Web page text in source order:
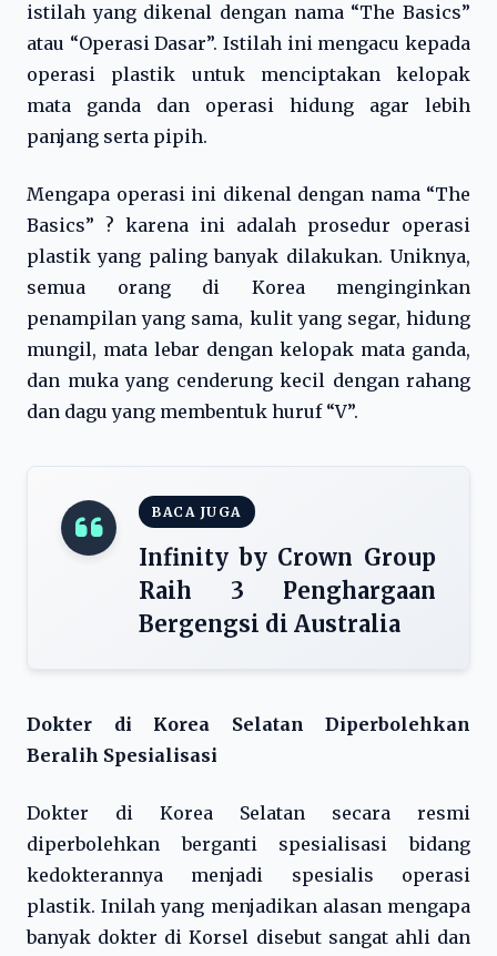
istilah yang dikenal dengan nama “The Basics”
atau “Operasi Dasar”. Istilah ini mengacu kepada
operasi plastik untuk menciptakan kelopak
mata ganda dan operasi hidung agar lebih
panjang serta pipih.
Mengapa operasi ini dikenal dengan nama “The
Basics” ? karena ini adalah prosedur operasi
plastik yang paling banyak dilakukan. Uniknya,
semua orang di Korea menginginkan
penampilan yang sama, kulit yang segar, hidung
mungil, mata lebar dengan kelopak mata ganda,
dan muka yang cenderung kecil dengan rahang
dan dagu yang membentuk huruf “V”.
BACA JUGA
Infinity by Crown Group
Raih 3 Penghargaan
Bergengsi di Australia
Dokter di Korea Selatan Diperbolehkan
Beralih Spesialisasi
Dokter di Korea Selatan secara resmi
diperbolehkan berganti spesialisasi bidang
kedokterannya menjadi spesialis operasi
plastik. Inilah yang menjadikan alasan mengapa
banyak dokter di Korsel disebut sangat ahli dan